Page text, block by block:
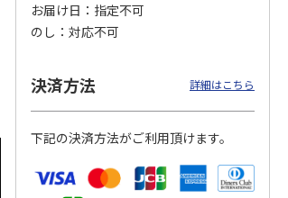
590円
(送料別・税込)
お届け日
指定不可
のし
対応不可
決済方法 詳細はこちら
下記の決済方法がご利用頂けます。